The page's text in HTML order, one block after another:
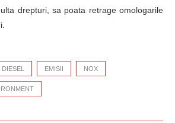
drepturi, sa poata retrage omologarile
DIESEL EMISII NOX